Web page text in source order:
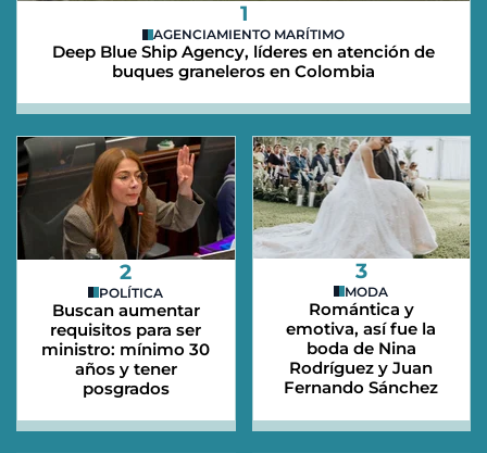
1
AGENCIAMIENTO MARÍTIMO
Deep Blue Ship Agency, líderes en atención de
buques graneleros en Colombia
2
POLÍTICA
Buscan aumentar
requisitos para ser
ministro: mínimo 30
años y tener
posgrados
3
MODA
Romántica y
emotiva, así fue la
boda de Nina
Rodríguez y Juan
Fernando Sánchez